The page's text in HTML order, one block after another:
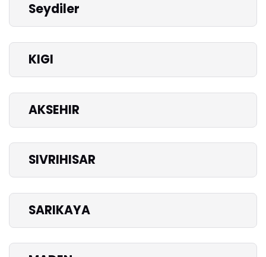
Seydiler
KIGI
AKSEHIR
SIVRIHISAR
SARIKAYA